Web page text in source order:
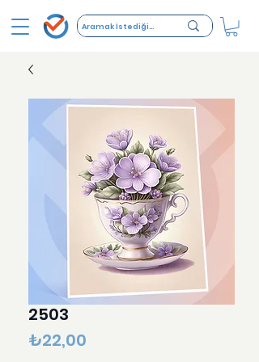
2503
₺22,00